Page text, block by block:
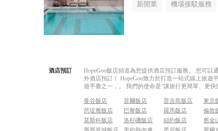
新開業 機場接駁服務
酒店預訂
HopeGoo飯店頻道為您提供酒店預訂服務。 您可
外酒店預訂！ HopeGoo致力於打造一站式線上旅
遊平臺之一，。 我們的使命是“讓旅行更簡單、更
曼谷飯店 首爾飯店 普吉島飯店
東京
芭堤雅飯店
巴黎飯店 羅馬飯店
倫敦
莫斯科飯店
洛杉磯飯店 紐約飯店
舊金